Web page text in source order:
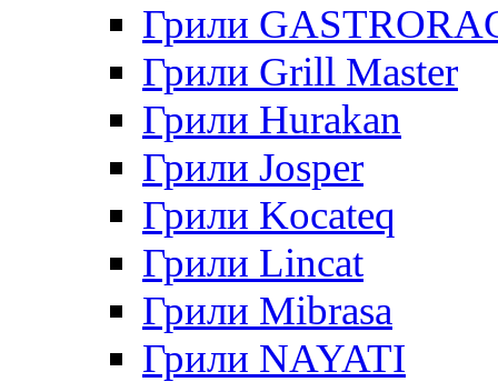
Грили
Грили Grill Master
Грили Hurakan
Грили Josper
Грили Kocateq
Грили Lincat
Грили Mibrasa
Грили NAYATI